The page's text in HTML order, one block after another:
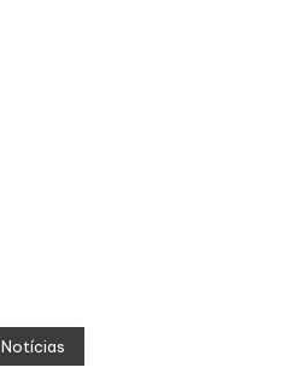
Notícias